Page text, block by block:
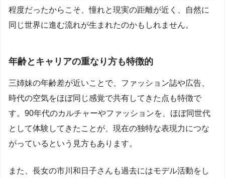
程度だったからこそ、憧れと現実の距離が近く、自然に
同じ世界に進む流れが生まれたのかもしれません。
年齢とキャリアの重なり方も特徴的
三姉妹の年齢差が近いことで、ファッション誌や広告、
時代の空気をほぼ同じ感覚で共有してきた点も特徴で
す。90年代のカルチャーやファッションを、ほぼ同世代
として体験してきたことが、現在の独特な表現力につな
がっているという見方もあります。
また、長女の市川和日子さんも過去にはモデル活動をし